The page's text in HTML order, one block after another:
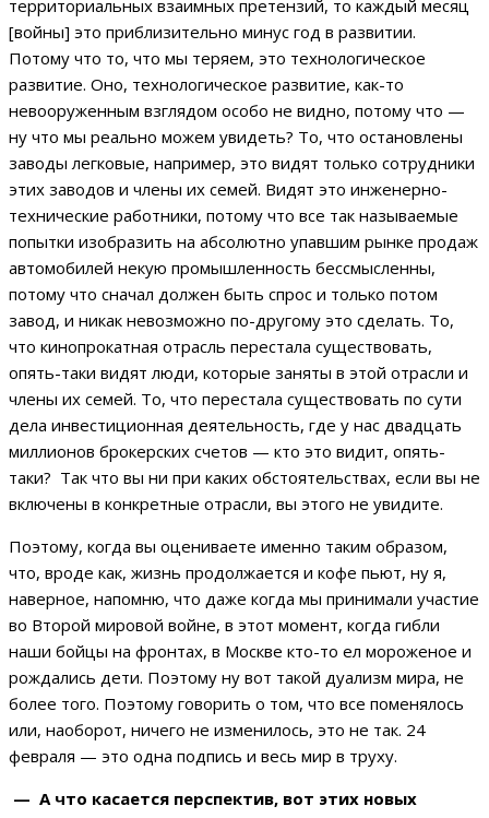
территориальных взаимных претензий, то каждый месяц
[войны] это приблизительно минус год в развитии.
Потому что то, что мы теряем, это технологическое
развитие. Оно, технологическое развитие, как-то
невооруженным взглядом особо не видно, потому что —
ну что мы реально можем увидеть? То, что остановлены
заводы легковые, например, это видят только сотрудники
этих заводов и члены их семей. Видят это инженерно-
технические работники, потому что все так называемые
попытки изобразить на абсолютно упавшим рынке продаж
автомобилей некую промышленность бессмысленны,
потому что сначал должен быть спрос и только потом
завод, и никак невозможно по-другому это сделать. То,
что кинопрокатная отрасль перестала существовать,
опять-таки видят люди, которые заняты в этой отрасли и
члены их семей. То, что перестала существовать по сути
дела инвестиционная деятельность, где у нас двадцать
миллионов брокерских счетов — кто это видит, опять-
таки? Так что вы ни при каких обстоятельствах, если вы не
включены в конкретные отрасли, вы этого не увидите.
Поэтому, когда вы оцениваете именно таким образом,
что, вроде как, жизнь продолжается и кофе пьют, ну я,
наверное, напомню, что даже когда мы принимали участие
во Второй мировой войне, в этот момент, когда гибли
наши бойцы на фронтах, в Москве кто-то ел мороженое и
рождались дети. Поэтому ну вот такой дуализм мира, не
более того. Поэтому говорить о том, что все поменялось
или, наоборот, ничего не изменилось, это не так. 24
февраля — это одна подпись и весь мир в труху.
— А что касается перспектив, вот этих новых